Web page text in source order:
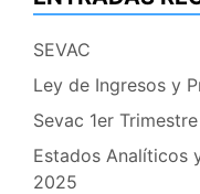
SEVAC
Ley de Ingresos y
Sevac 1er
Estados Analíticos
2025